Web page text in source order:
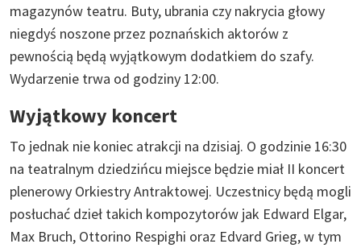
magazynów teatru. Buty, ubrania czy nakrycia głowy
niegdyś noszone przez poznańskich aktorów z
pewnością będą wyjątkowym dodatkiem do szafy.
Wydarzenie trwa od godziny 12:00.
Wyjątkowy koncert
To jednak nie koniec atrakcji na dzisiaj. O godzinie 16:30
na teatralnym dziedzińcu miejsce będzie miał II koncert
plenerowy Orkiestry Antraktowej. Uczestnicy będą mogli
posłuchać dzieł takich kompozytorów jak Edward Elgar,
Max Bruch, Ottorino Respighi oraz Edvard Grieg, w tym